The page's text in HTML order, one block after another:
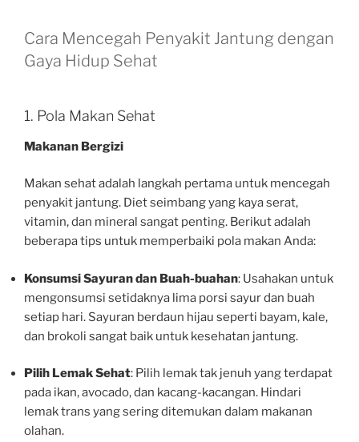
Cara Mencegah Penyakit Jantung dengan
Gaya Hidup Sehat
1. Pola Makan Sehat
Makanan Bergizi
Makan sehat adalah langkah pertama untuk mencegah
penyakit jantung. Diet seimbang yang kaya serat,
vitamin, dan mineral sangat penting. Berikut adalah
beberapa tips untuk memperbaiki pola makan Anda:
Konsumsi Sayuran dan Buah-buahan: Usahakan untuk
mengonsumsi setidaknya lima porsi sayur dan buah
setiap hari. Sayuran berdaun hijau seperti bayam, kale,
dan brokoli sangat baik untuk kesehatan jantung.
Pilih Lemak Sehat: Pilih lemak tak jenuh yang terdapat
pada ikan, avocado, dan kacang-kacangan. Hindari
lemak trans yang sering ditemukan dalam makanan
olahan.